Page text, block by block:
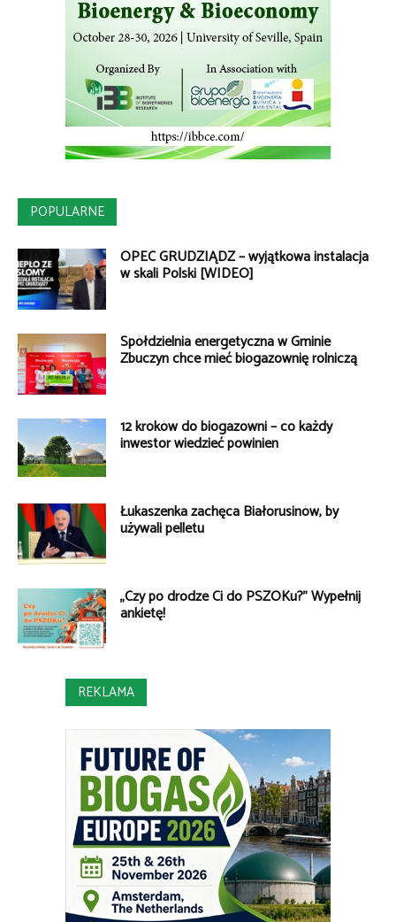
POPULARNE
OPEC GRUDZIĄDZ – wyjątkowa instalacja
w skali Polski [WIDEO]
Spółdzielnia energetyczna w Gminie
Zbuczyn chce mieć biogazownię rolniczą
12 kroków do biogazowni – co każdy
inwestor wiedzieć powinien
Łukaszenka zachęca Białorusinów, by
używali pelletu
„Czy po drodze Ci do PSZOKu?” Wypełnij
ankietę!
REKLAMA